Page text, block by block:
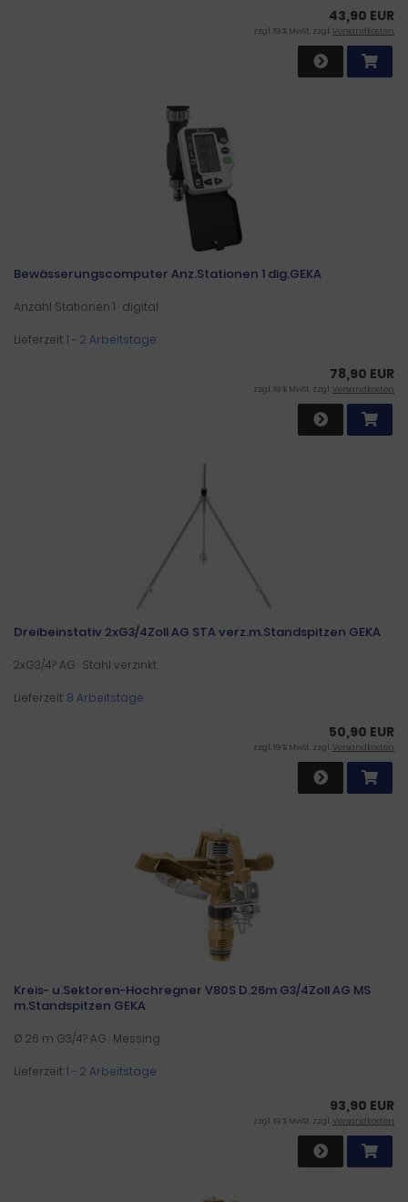
43,90 EUR
zzgl. 19 % MwSt. zzgl.Versandkosten
Bewässerungscomputer Anz.Stationen 1 dig.GEKA
Anzahl Stationen 1 · digital
Lieferzeit:1 - 2 Arbeitstage
78,90 EUR
zzgl. 19 % MwSt. zzgl.Versandkosten
Dreibeinstativ 2xG3/4Zoll AG STA verz.m.Standspitzen GEKA
2xG3/4? AG · Stahl verzinkt
Lieferzeit: 8 Arbeitstage
50,90 EUR
zzgl. 19 % MwSt. zzgl.Versandkosten
Kreis- u.Sektoren-Hochregner V80S D.26m G3/4Zoll AG MS
m.Standspitzen GEKA
Ø 26 m G3/4? AG · Messing
Lieferzeit:1 - 2 Arbeitstage
93,90 EUR
zzgl. 19 % MwSt. zzgl.Versandkosten